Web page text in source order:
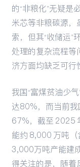
的“非粮化”无疑是
米芯等非粮碳源，
索，但其“收储运”
处理的复杂流程等
济方面均缺乏可行
我国“富煤贫油少
达80%，而当前
67%，截至 2025
能约 8,000 万吨
3,000万吨产能建
得关注的是，随